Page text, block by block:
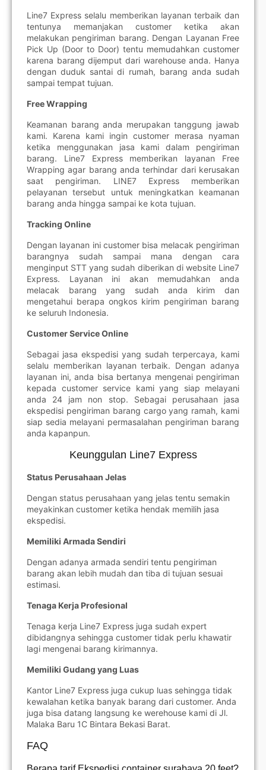
Line7 Express selalu memberikan layanan terbaik dan
tentunya memanjakan customer ketika akan
melakukan pengiriman barang. Dengan Layanan Free
Pick Up (Door to Door) tentu memudahkan customer
karena barang dijemput dari warehouse anda. Hanya
dengan duduk santai di rumah, barang anda sudah
sampai tempat tujuan.
Free Wrapping
Keamanan barang anda merupakan tanggung jawab
kami. Karena kami ingin customer merasa nyaman
ketika menggunakan jasa kami dalam pengiriman
barang. Line7 Express memberikan layanan Free
Wrapping agar barang anda terhindar dari kerusakan
saat pengiriman. LINE7 Express memberikan
pelayanan tersebut untuk meningkatkan keamanan
barang anda hingga sampai ke kota tujuan.
Tracking Online
Dengan layanan ini customer bisa melacak pengiriman
barangnya sudah sampai mana dengan cara
menginput STT yang sudah diberikan di website Line7
Express. Layanan ini akan memudahkan anda
melacak barang yang sudah anda kirim dan
mengetahui berapa ongkos kirim pengiriman barang
ke seluruh Indonesia.
Customer Service Online
Sebagai jasa ekspedisi yang sudah terpercaya, kami
selalu memberikan layanan terbaik. Dengan adanya
layanan ini, anda bisa bertanya mengenai pengiriman
kepada customer service kami yang siap melayani
anda 24 jam non stop. Sebagai perusahaan jasa
ekspedisi pengiriman barang cargo yang ramah, kami
siap sedia melayani permasalahan pengiriman barang
anda kapanpun.
Keunggulan Line7 Express
Status Perusahaan Jelas
Dengan status perusahaan yang jelas tentu semakin
meyakinkan customer ketika hendak memilih jasa
ekspedisi.
Memiliki Armada Sendiri
Dengan adanya armada sendiri tentu pengiriman
barang akan lebih mudah dan tiba di tujuan sesuai
estimasi.
Tenaga Kerja Profesional
Tenaga kerja Line7 Express juga sudah expert
dibidangnya sehingga customer tidak perlu khawatir
lagi mengenai barang kirimannya.
Memiliki Gudang yang Luas
Kantor Line7 Express juga cukup luas sehingga tidak
kewalahan ketika banyak barang dari customer. Anda
juga bisa datang langsung ke werehouse kami di Jl.
Malaka Baru 1C Bintara Bekasi Barat.
FAQ